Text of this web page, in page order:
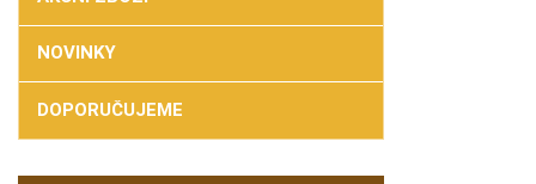
NOVINKY
DOPORUČUJEME